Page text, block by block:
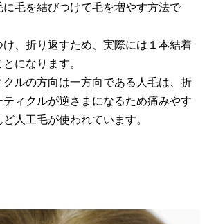
毛を結びつけて毛を増やす方法で
け、折り返すため、実際には１本結着
になります。
クルの方向は一方向である人毛は、折
ティクルが逆さまになるため痛みやす
人工毛が使われています。